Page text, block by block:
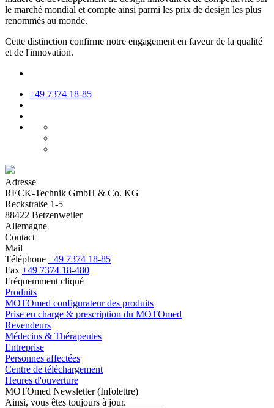
le marché mondial et compte ainsi parmi les prix de design les plus
renommés au monde.
Cette distinction confirme notre engagement en faveur de la qualité
et de l'innovation.
+49 7374 18-85
Adresse
RECK-Technik GmbH & Co. KG
Reckstraße 1-5
88422 Betzenweiler
Allemagne
Contact
Mail
Téléphone +49 7374 18-85
Fax +49 7374 18-480
Fréquemment cliqué
Produits
MOTOmed configurateur des produits
Prise en charge & prescription du MOTOmed
Revendeurs
Médecins & Thérapeutes
Entreprise
Personnes affectées
Centre de téléchargement
Heures d'ouverture
MOTOmed Newsletter (Infolettre)
Ainsi, vous êtes toujours à jour.